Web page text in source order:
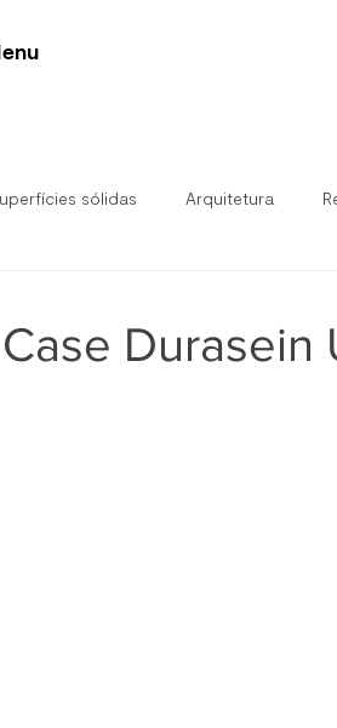
sólidas Arquitetura
Durasein